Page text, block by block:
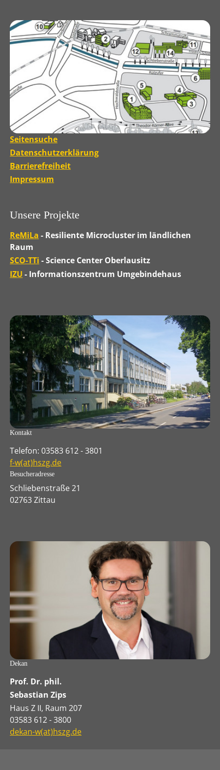
Seitensuche
Datenschutzerklärung
Barrierefreiheit
Impressum
Unsere Projekte
ReMiLa - Resiliente Microcluster im ländlichen
Raum
SCO-TTi - Science Center Oberlausitz
IZU - Informationszentrum Umgebindehaus
Kontakt
Telefon: 03583 612 - 3801
f-w(at)hszg.de
Besucheradresse
Schliebenstraße 21
02763 Zittau
Dekan
Prof. Dr. phil.
Sebastian Zips
Haus Z II, Raum 207
03583 612 - 3800
dekan-w(at)hszg.de